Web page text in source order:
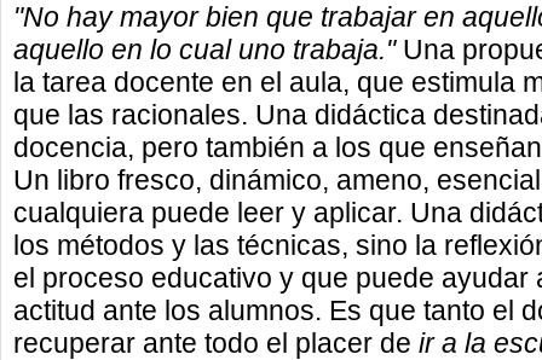
"No hay mayor bien que trabajar en
aquello en lo cual uno trabaja."Una
la tarea docente en el aula, que estimula
que las racionales. Una didáctica
docencia, pero también a los que
Un libro fresco, dinámico, ameno,
cualquiera puede leer y aplicar. Una
los métodos y las técnicas, sino la
el proceso educativo y que puede ayudar
actitud ante los alumnos. Es que tanto el
recuperar ante todo el placer de ir a la